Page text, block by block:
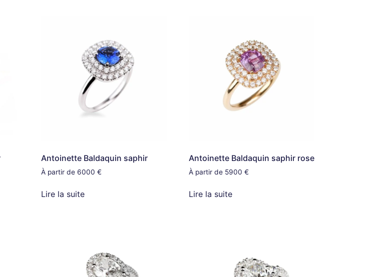
Antoinette Baldaquin saphir
À partir de 6000 €
Lire la suite
Antoinette Baldaquin saphir rose
À partir de 5900 €
Lire la suite